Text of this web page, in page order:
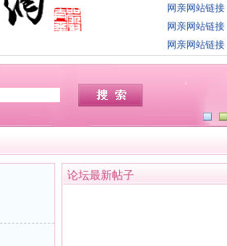
网亲网站链接
网亲网站链接
网亲网站链接
论坛最新帖子